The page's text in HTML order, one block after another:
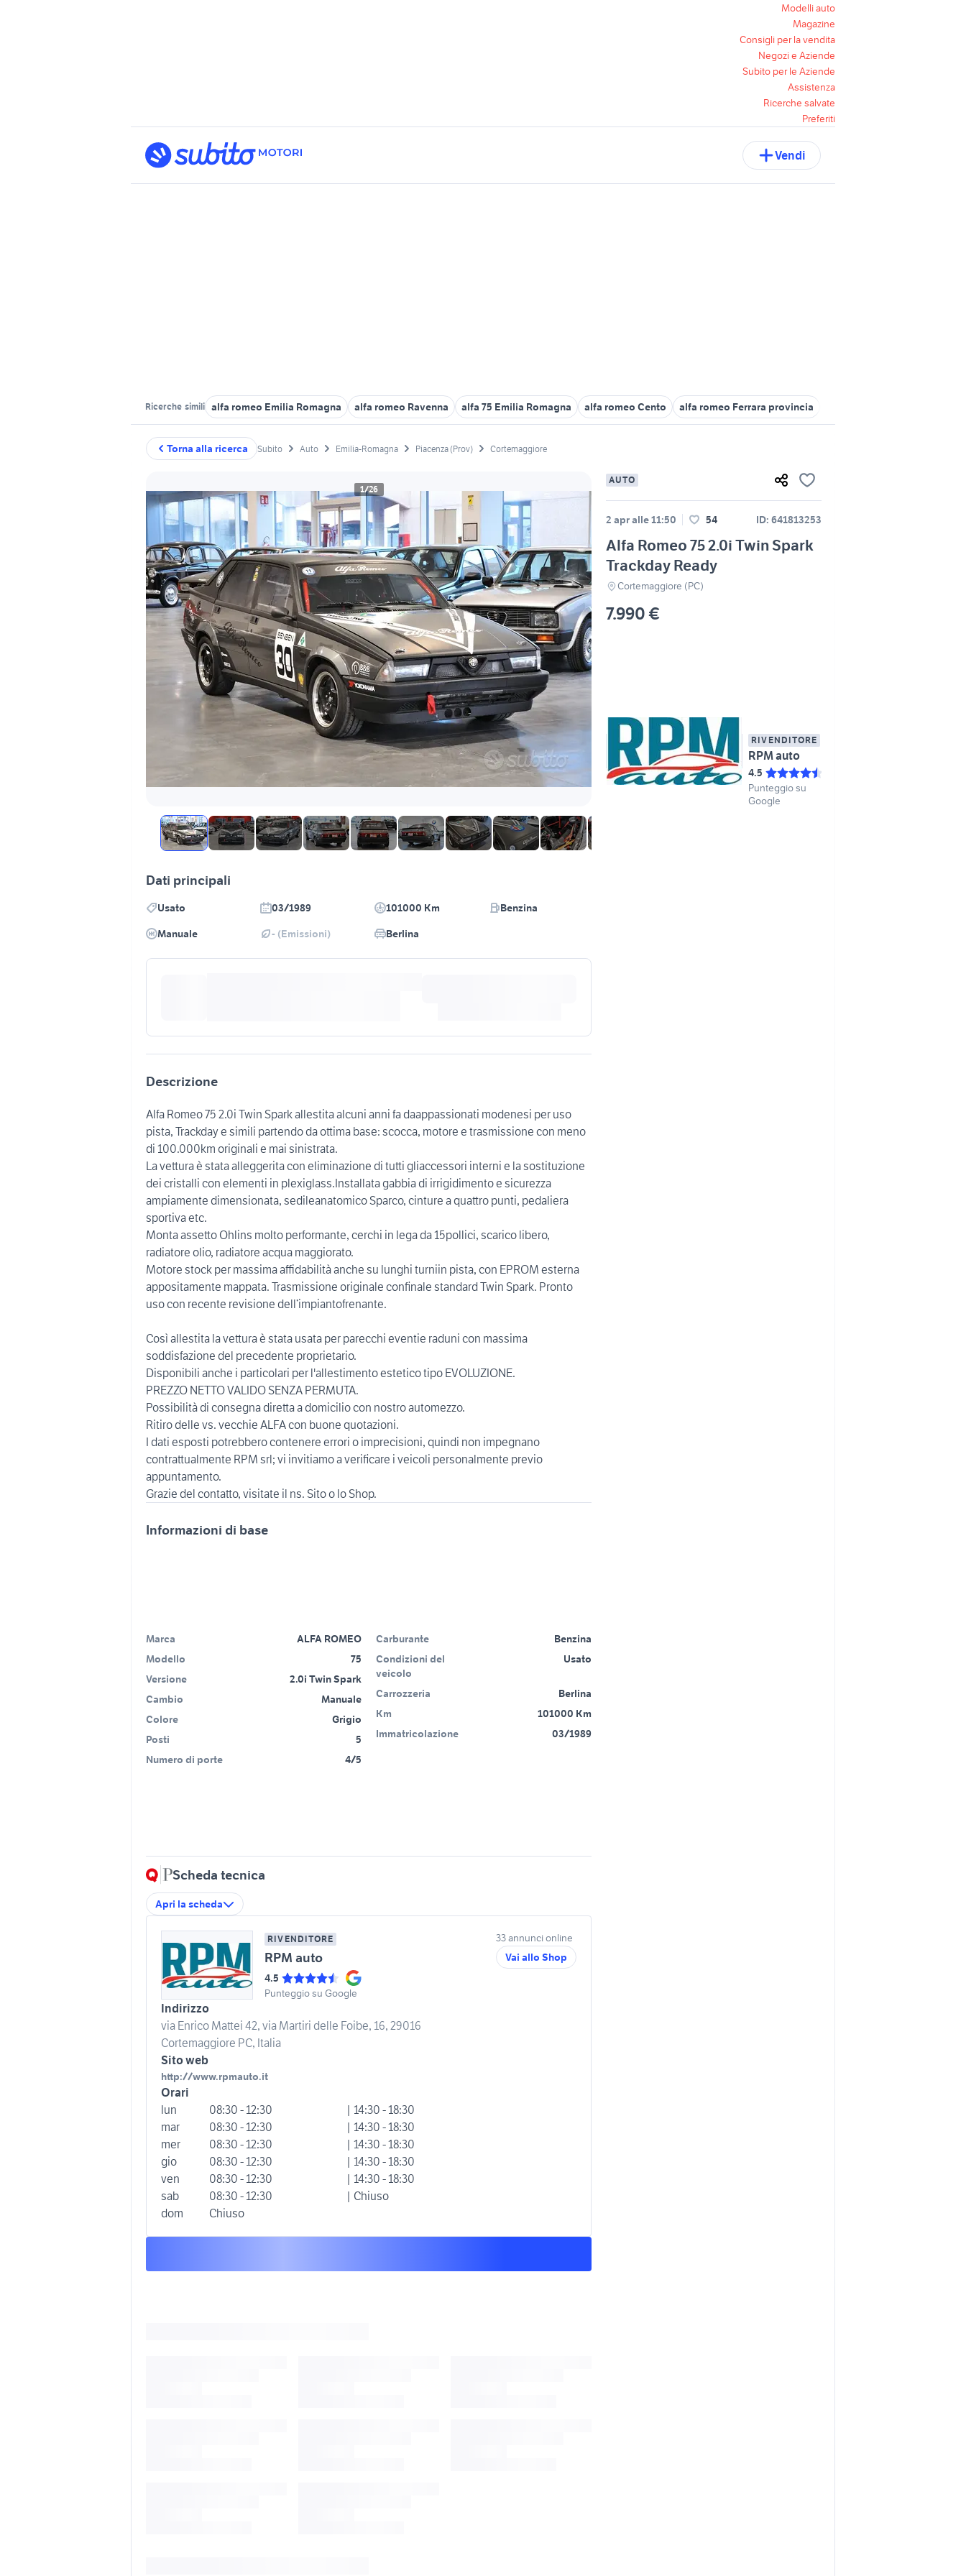
Modelli auto
Magazine
Consigli per la vendita
Negozi e Aziende
Subito per le Aziende
Assistenza
Ricerche salvate
Preferiti
Vendi
Ricerche simili alfa romeo Emilia Romagna alfa romeo Ravenna alfa 75 Emilia Romagna alfa romeo Cento alfa romeo Ferrara provincia
Torna alla ricerca Subito Auto Emilia-Romagna Piacenza (Prov) Cortemaggiore
1/26
AUTO
2 apr alle 11:50 54 ID: 641813253
Alfa Romeo 75 2.0i Twin Spark
Trackday Ready
Cortemaggiore (PC)
7.990 €
RIVENDITORE
RPM auto
4.5
Punteggio su
Google
Dati principali
Usato 03/1989 101000 Km
Benzina
Manuale
- (Emissioni) Berlina
Descrizione
Alfa Romeo 75 2.0i Twin Spark allestita alcuni anni fa daappassionati modenesi per uso
pista, Trackday e simili partendo da ottima base: scocca, motore e trasmissione con meno
di 100.000km originali e mai sinistrata.
La vettura è stata alleggerita con eliminazione di tutti gliaccessori interni e la sostituzione
dei cristalli con elementi in plexiglass.Installata gabbia di irrigidimento e sicurezza
ampiamente dimensionata, sedileanatomico Sparco, cinture a quattro punti, pedaliera
sportiva etc.
Monta assetto Ohlins molto performante, cerchi in lega da 15pollici, scarico libero,
radiatore olio, radiatore acqua maggiorato.
Motore stock per massima affidabilità anche su lunghi turniin pista, con EPROM esterna
appositamente mappata. Trasmissione originale confinale standard Twin Spark. Pronto
uso con recente revisione dell’impiantofrenante.
Così allestita la vettura è stata usata per parecchi eventie raduni con massima
soddisfazione del precedente proprietario.
Disponibili anche i particolari per l'allestimento estetico tipo EVOLUZIONE.
PREZZO NETTO VALIDO SENZA PERMUTA.
Possibilità di consegna diretta a domicilio con nostro automezzo.
Ritiro delle vs. vecchie ALFA con buone quotazioni.
I dati esposti potrebbero contenere errori o imprecisioni, quindi non impegnano
contrattualmente RPM srl; vi invitiamo a verificare i veicoli personalmente previo
appuntamento.
Grazie del contatto, visitate il ns. Sito o lo Shop.
Informazioni di base
Marca
ALFA ROMEO
Modello
75
Versione
2.0i Twin Spark
Cambio
Manuale
Colore
Grigio
Posti
5
Numero di porte
4/5
Carburante
Benzina
Condizioni del
veicolo
Usato
Carrozzeria
Berlina
Km
101000 Km
Immatricolazione
03/1989
Scheda tecnica
Apri la scheda
RIVENDITORE
RPM auto
4.5
Punteggio su Google
Indirizzo
via Enrico Mattei 42, via Martiri delle Foibe, 16, 29016
Cortemaggiore PC, Italia
Sito web
http://www.rpmauto.it
Orari
lun
08:30 - 12:30
| 14:30 - 18:30
mar
08:30 - 12:30
| 14:30 - 18:30
mer
08:30 - 12:30
| 14:30 - 18:30
gio
08:30 - 12:30
| 14:30 - 18:30
ven
08:30 - 12:30
| 14:30 - 18:30
sab
08:30 - 12:30
| Chiuso
dom
Chiuso
33 annunci online
Vai allo Shop